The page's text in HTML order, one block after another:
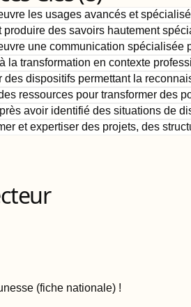
les usages avancés et
produire des savoirs hautement
une communication spécialisée
la transformation en contexte
des dispositifs permettant la
ressources pour transformer des
avoir identifié des situations de
et expertiser des projets, des
(fiche nationale)!